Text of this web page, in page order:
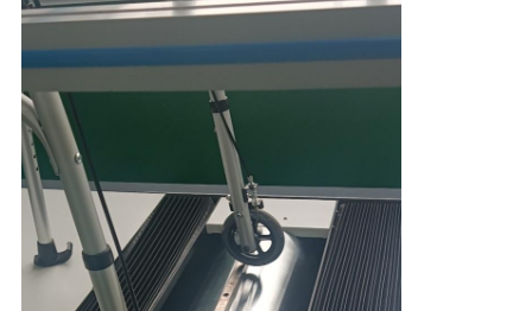
し
な
さ
い
VR
SHOW